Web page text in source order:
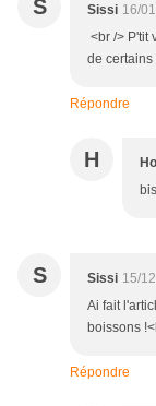
S Sissi 16/
<br /> P'tit
de certains
Répondre
H
S Sissi 15/
Ai fait
boissons
Répondre